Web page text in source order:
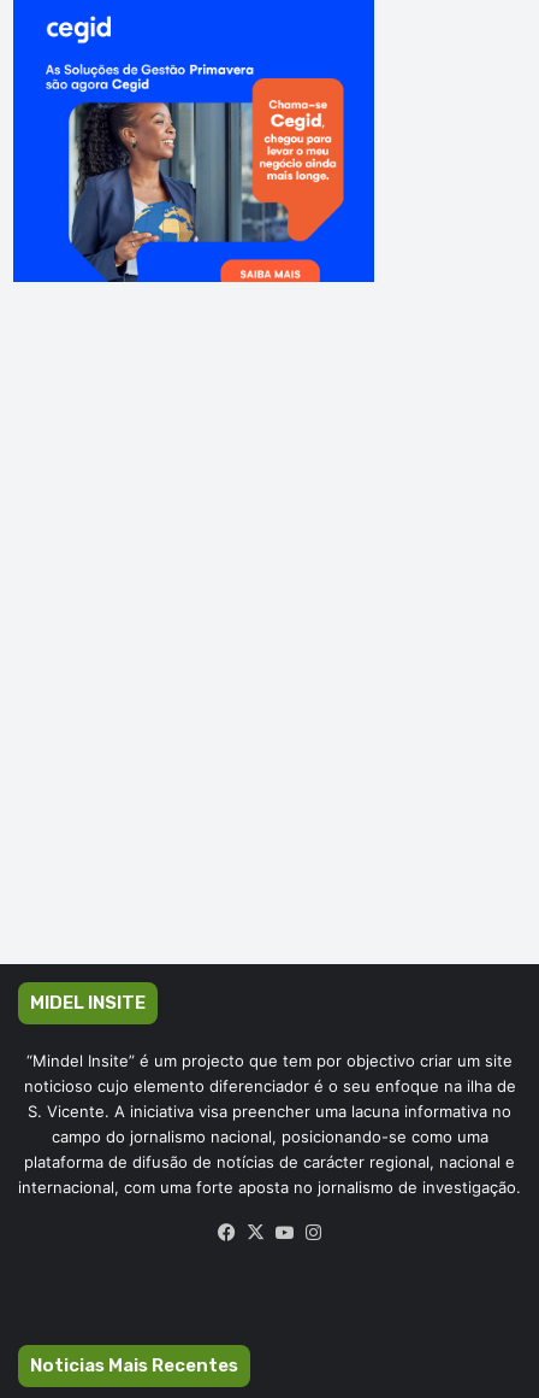
MIDEL INSITE
“Mindel Insite” é um projecto que tem por objectivo criar um site
noticioso cujo elemento diferenciador é o seu enfoque na ilha de
S. Vicente. A iniciativa visa preencher uma lacuna informativa no
campo do jornalismo nacional, posicionando-se como uma
plataforma de difusão de notícias de carácter regional, nacional e
internacional, com uma forte aposta no jornalismo de investigação.
Facebook
X YouTube
Noticias Mais Recentes